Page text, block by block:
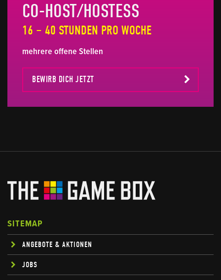
CO-HOST/HOSTESS
16 – 40 STUNDEN PRO WOCHE
mehrere offene Stellen
BEWIRB DICH JETZT
SITEMAP
ANGEBOTE & AKTIONEN
JOBS